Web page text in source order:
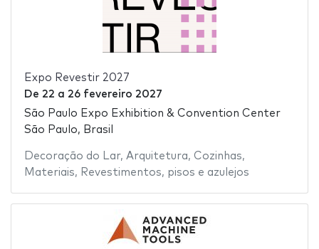
Expo Revestir 2027
De 22 a 26 fevereiro 2027
São Paulo Expo Exhibition & Convention Center
São Paulo, Brasil
Decoração do Lar, Arquitetura, Cozinhas,
Materiais, Revestimentos, pisos e azulejos